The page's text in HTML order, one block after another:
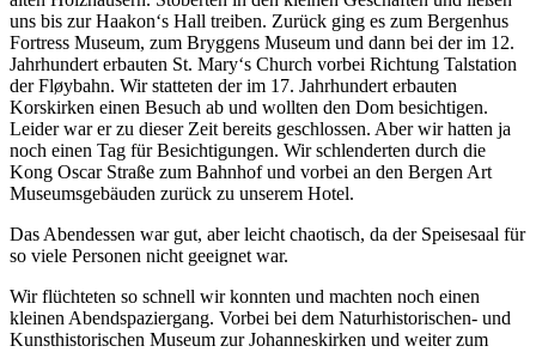
uns bis zur Haakon‘s Hall treiben. Zurück ging es zum Bergenhus
Fortress Museum, zum Bryggens Museum und dann bei der im 12.
Jahrhundert erbauten St. Mary‘s Church vorbei Richtung Talstation
der Fløybahn. Wir statteten der im 17. Jahrhundert erbauten
Korskirken einen Besuch ab und wollten den Dom besichtigen.
Leider war er zu dieser Zeit bereits geschlossen. Aber wir hatten ja
noch einen Tag für Besichtigungen. Wir schlenderten durch die
Kong Oscar Straße zum Bahnhof und vorbei an den Bergen Art
Museumsgebäuden zurück zu unserem Hotel.
Das Abendessen war gut, aber leicht chaotisch, da der Speisesaal für
so viele Personen nicht geeignet war.
Wir flüchteten so schnell wir konnten und machten noch einen
kleinen Abendspaziergang. Vorbei bei dem Naturhistorischen- und
Kunsthistorischen Museum zur Johanneskirken und weiter zum